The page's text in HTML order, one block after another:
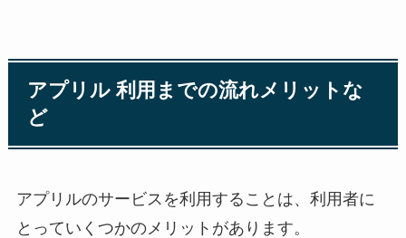
アプリル 利用までの流れメリットな
ど
アプリルのサービスを利用することは、利用者に
とっていくつかのメリットがあります。